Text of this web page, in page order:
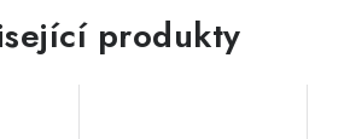
produkty